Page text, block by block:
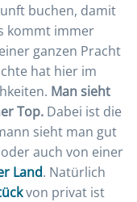
buchen, damit
kommt immer
ganzen Pracht
hat hier im
Man sieht
Top. Dabei ist die
sieht man gut
oder auch von einer
Land. Natürlich
von privat ist